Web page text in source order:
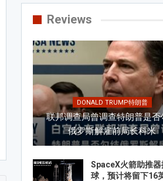
Reviews
DONALD TRUMP特朗普
联邦调查局曾调查特朗普是否
俄罗斯解雇前局长科米
SpaceX火箭助推器
球，预计将留下16